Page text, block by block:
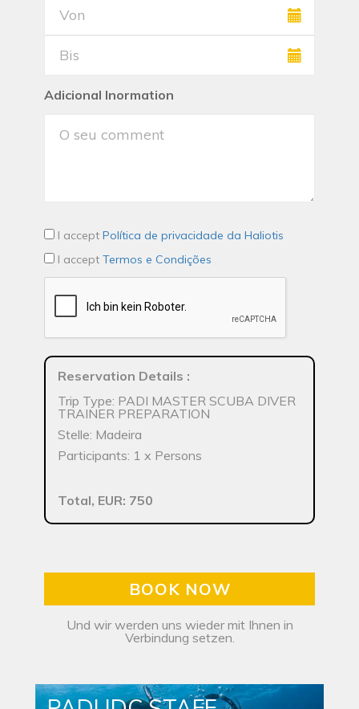
Adicional Inormation
I accept Política de privacidade da Haliotis
I accept Termos e Condições
Reservation Details :
Trip Type: PADI MASTER SCUBA DIVER
TRAINER PREPARATION
Stelle: Madeira
Participants: 1 x Persons
Total, EUR: 750
BOOK NOW
Und wir werden uns wieder mit Ihnen in
Verbindung setzen.